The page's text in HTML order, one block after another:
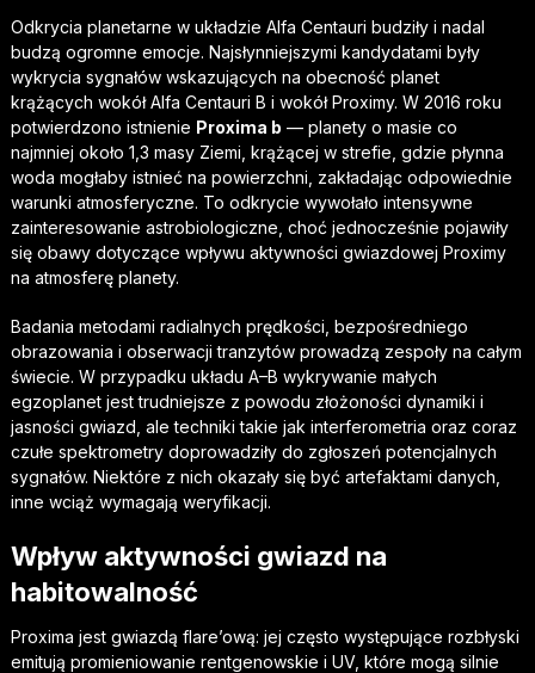
Odkrycia planetarne w układzie Alfa Centauri budziły i nadal
budzą ogromne emocje. Najsłynniejszymi kandydatami były
wykrycia sygnałów wskazujących na obecność planet
krążących wokół Alfa Centauri B i wokół Proximy. W 2016 roku
potwierdzono istnienie Proxima b — planety o masie co
najmniej około 1,3 masy Ziemi, krążącej w strefie, gdzie płynna
woda mogłaby istnieć na powierzchni, zakładając odpowiednie
warunki atmosferyczne. To odkrycie wywołało intensywne
zainteresowanie astrobiologiczne, choć jednocześnie pojawiły
się obawy dotyczące wpływu aktywności gwiazdowej Proximy
na atmosferę planety.
Badania metodami radialnych prędkości, bezpośredniego
obrazowania i obserwacji tranzytów prowadzą zespoły na całym
świecie. W przypadku układu A–B wykrywanie małych
egzoplanet jest trudniejsze z powodu złożoności dynamiki i
jasności gwiazd, ale techniki takie jak interferometria oraz coraz
czułe spektrometry doprowadziły do zgłoszeń potencjalnych
sygnałów. Niektóre z nich okazały się być artefaktami danych,
inne wciąż wymagają weryfikacji.
Wpływ aktywności gwiazd na
habitowalność
Proxima jest gwiazdą flare’ową: jej często występujące rozbłyski
emitują promieniowanie rentgenowskie i UV, które mogą silnie